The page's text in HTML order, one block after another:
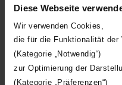
Diese Webseite
Wir verwenden Cookies,
die für die Funktionalität der
(Kategorie „Notwendig“)
zur Optimierung der
(Kategorie „Präferenzen“)
Geschikt voor bedrade
Hoogte
Vloermontage